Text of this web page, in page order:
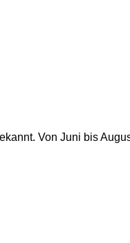
Von Juni bis